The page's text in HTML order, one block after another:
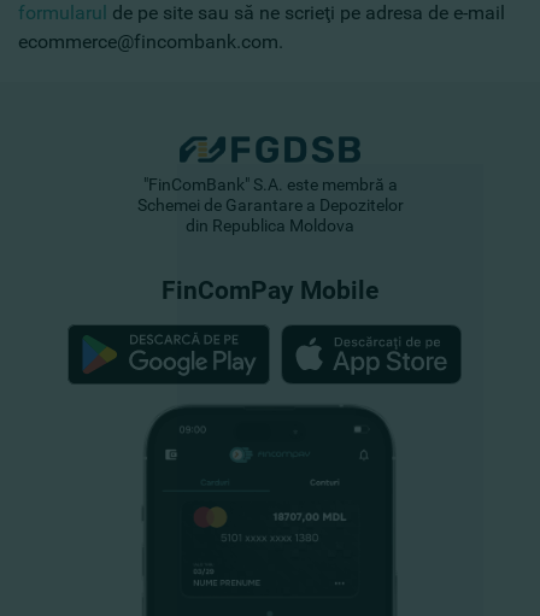
formularul de pe site sau să ne scrieţi pe adresa de e-mail
ecommerce@fincombank.com.
"FinComBank" S.A. este membră a
Schemei de Garantare a Depozitelor
din Republica Moldova
FinComPay Mobile